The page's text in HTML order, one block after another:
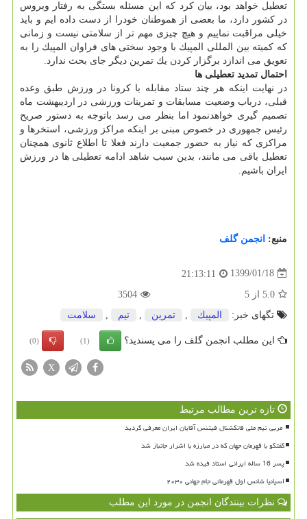
تعطیل خواهد بود، بیان كرد كه این مسئله بستگی به رفتار ویروس
در كشور دارد، ما بعضی از هموطنان خودرا از دست داده ایم و باید
خیلی مراقبت نماییم و هیچ چیزی مهم تر از سلامتی نیست و زمانی
كه كمیته بین المللی المپیك با وجود سختی های فراوان المپیك را به
تعویق می اندازد برگزار كردن یك تمرین دیگر جای بحث ندارد.
احتمال تمدید تعطیلی ها
در نهایت اینكه هر چند ستاد مقابله با كرونا در ورزش طبق وعده
قبلی، درباب وضعیت مسابقات و تمرینات ورزشی در اردیبهشت ماه
تصمیم گیری خواهدنمود اما بنظر می رسد باتوجه به دستور صریح
رئیس جمهوری در خصوص مبنی بر اینكه مراكز ورزشی، استخرها و
مراكزی كه نیاز به حضور جمعیت دارند فعلا تا اطلاع ثانوی همچنان
تعطیل باقی می مانند، بدین سبب شاهد ادامه تعطیلی ها در ورزش
ایران باشیم.
منبع: انجمن گلف
1399/01/18
21:13:11
5.0 از 5
3504
تگهای خبر:
المپیك تمرین تیم سلامت
این مطلب انجمن گلف را می پسندید؟ (1)
(0)
X
تازه ترین مطالب مرتبط
گفتگو با قهرمان جهان که در مبارزه با اشرار جانباز شد
پسر 16 ساله ایرانی استاد فیده شد
اسپانیا شانس اول قهرمانی جام جهانی ۲۰۳۰
نظرات بینندگان انجمن در مورد این مطلب